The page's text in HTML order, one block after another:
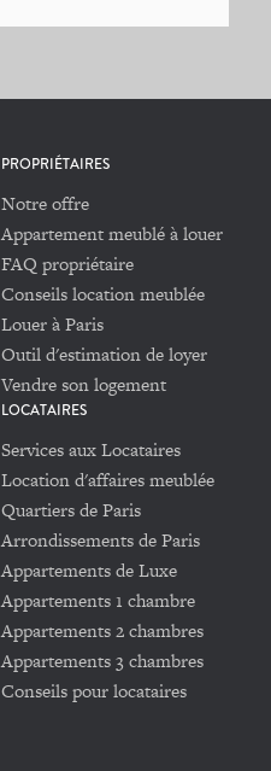
PROPRIÉTAIRES
Notre offre
Appartement meublé à louer
FAQ propriétaire
Conseils location meublée
Louer à Paris
Outil d'estimation de loyer
Vendre son logement
LOCATAIRES
Services aux Locataires
Location d'affaires meublée
Quartiers de Paris
Arrondissements de Paris
Appartements de Luxe
Appartements 1 chambre
Appartements 2 chambres
Appartements 3 chambres
Conseils pour locataires